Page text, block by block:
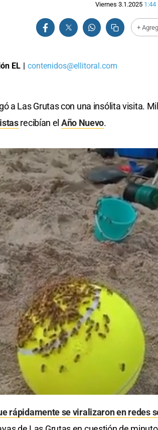
Viernes 3.1.2025 1:44
+
EL contenidos@ellitoral.com
a Las Grutas con una insólita visita.
recibían el Año Nuevo.
rápidamente se viralizaron en redes